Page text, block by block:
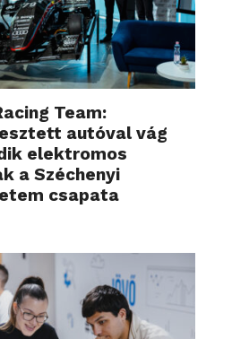
Team:
autóval vág
elektromos
a Széchenyi
csapata